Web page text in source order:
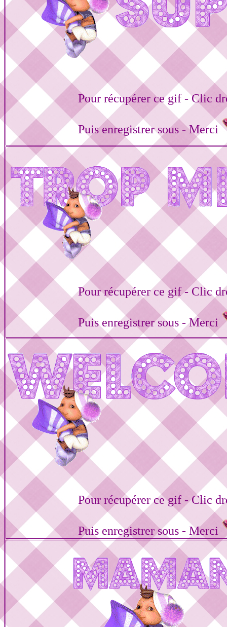
Pour récupérer ce gif - Clic
Puis enregistrer sous - Merci
Pour récupérer ce gif - Clic
Puis enregistrer sous - Merci
Pour récupérer ce gif - Clic
Puis enregistrer sous - Merci